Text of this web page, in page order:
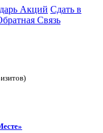
Акций Сдать в
Связь